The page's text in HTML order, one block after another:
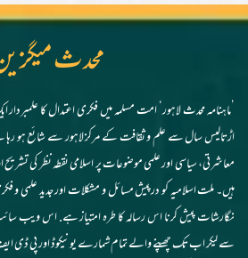
محدث
’ماہنامہ محدث لاہور‘ امت مسلمہ میں فکری اعتدال کا
اڑتالیس سال سے علم و ثقافت کے مرکز لاہور سے شائع ہو رہا
معاشرتی، سیاسی اور علمی موضوعات پر اسلامی نقطہ نظر کی
ہیں۔ ملت اسلامیہ کو درپیش مسائل و مشکلات اور جدید علمی و
سے لیکر اب تک چھپنے والے تمام شمارے یونیکوڈ اور پی ڈی